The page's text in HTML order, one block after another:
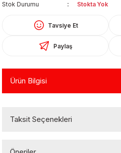
Stok Durumu
Stokta Yok
Tavsiye Et
Paylaş
Ürün Bilgisi
Taksit Seçenekleri